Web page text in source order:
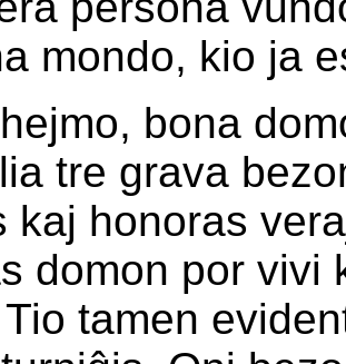
mondo, kio ja
bona
tre grava
kaj honoras
domon por vivi
tamen